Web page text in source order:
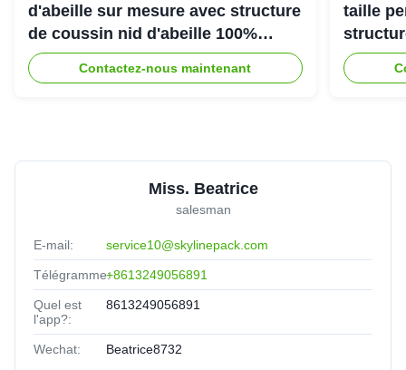
d'abeille sur mesure avec structure
de coussin nid d'abeille 100%
recyclable pour emballage de
protection écologique
Contactez-nous maintenant
taille
une
Miss. Beatrice
salesman
E-mail: service10@skylinepack.com
Télégramme:+8613249056891
Quel est
l'app?:
8613249056891
Wechat: Beatrice8732